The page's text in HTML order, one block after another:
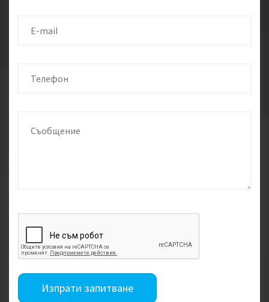
Изпрати запитване